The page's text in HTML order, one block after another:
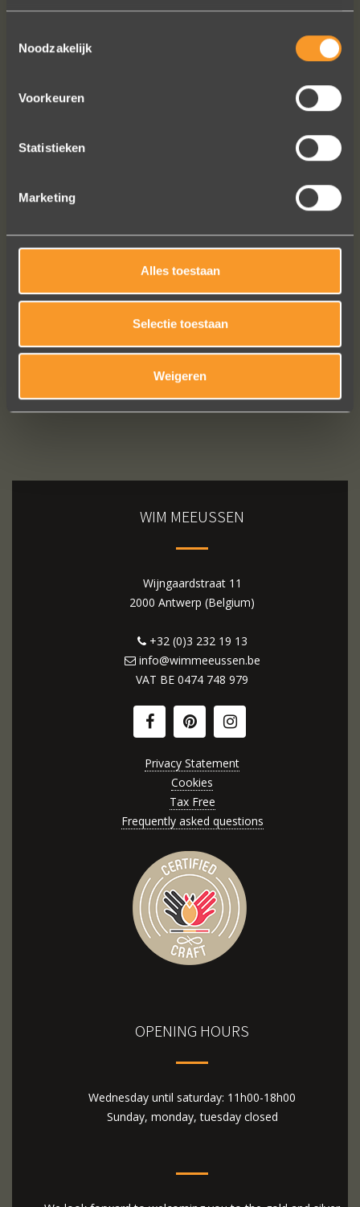
Noodzakelijk
Voorkeuren
Statistieken
Marketing
Alles toestaan
Selectie toestaan
Weigeren
WIM MEEUSSEN
Wijngaardstraat 11
2000 Antwerp (Belgium)
+32 (0)3 232 19 13
info@wimmeeussen.be
VAT BE 0474 748 979
Privacy Statement
Cookies
Tax Free
Frequently asked questions
OPENING HOURS
Wednesday until saturday: 11h00-18h00
Sunday, monday, tuesday closed